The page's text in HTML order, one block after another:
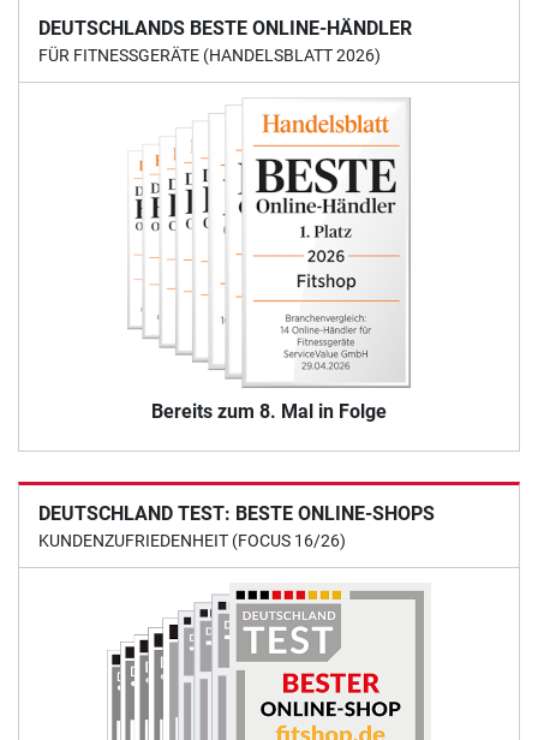
DEUTSCHLANDS BESTE ONLINE-HÄNDLER
FÜR FITNESSGERÄTE (HANDELSBLATT 2026)
Bereits zum 8. Mal in Folge
DEUTSCHLAND TEST: BESTE ONLINE-SHOPS
KUNDENZUFRIEDENHEIT (FOCUS 16/26)